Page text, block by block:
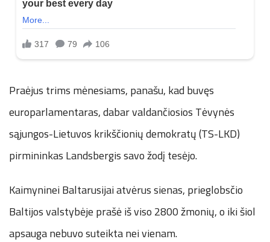
Praėjus trims mėnesiams, panašu, kad buvęs
europarlamentaras, dabar valdančiosios Tėvynės
sąjungos-Lietuvos krikščionių demokratų (TS-LKD)
pirmininkas Landsbergis savo žodį tesėjo.
Kaimyninei Baltarusijai atvėrus sienas, prieglobsčio
Baltijos valstybėje prašė iš viso 2800 žmonių, o iki šiol
apsauga nebuvo suteikta nei vienam.